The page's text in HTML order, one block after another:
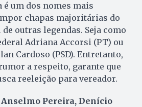
é um dos nomes mais
chapas majoritárias do
outras legendas. Seja como
Adriana Accorsi (PT) ou
Cardoso (PSD). Entretanto,
a respeito, garante que
reeleição para vereador.
Anselmo Pereira, Denício